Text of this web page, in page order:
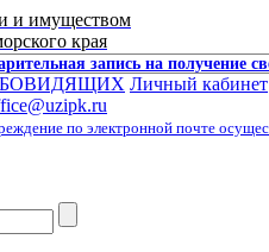
и имуществом
края
запись на получение
Личный кабинет
по электронной почте